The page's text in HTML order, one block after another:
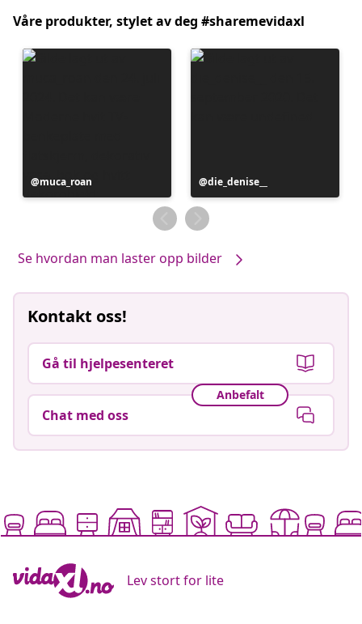
Våre produkter, stylet av deg #sharemevidaxl
Innlegg
publisert
muca_roan
Innlegg
publisert
av
die_denise__
Se hvordan man laster opp bilder
Kontakt oss!
Gå til hjelpesenteret
Anbefalt
Chat med oss
Lev stort for lite